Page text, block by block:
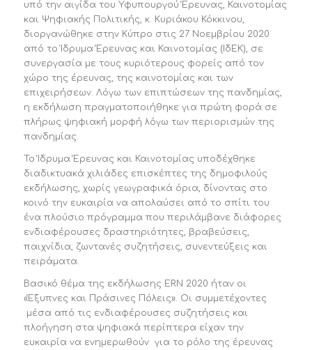
υπό την αιγίδα του Υφυπουργού Έρευνας, Καινοτομίας
και Ψηφιακής Πολιτικής, κ. Κυριάκου Κόκκινου,
διοργανώθηκε στην Κύπρο στις 27 Νοεμβρίου 2020
από το Ίδρυμα Έρευνας και Καινοτομίας (ΙδΕΚ), σε
συνεργασία με τους κυριότερους φορείς από τον
χώρο της έρευνας, της καινοτομίας και των
επιχειρήσεων. Λόγω των επιπτώσεων της πανδημίας,
η εκδήλωση πραγματοποιήθηκε για πρώτη φορά σε
πλήρως ψηφιακή μορφή λόγω των περιορισμών της
πανδημίας.
Το Ίδρυμα Έρευνας και Καινοτομίας υποδέχθηκε
διαδικτυακά χιλιάδες επισκέπτες της δημοφιλούς
εκδήλωσης, χωρίς γεωγραφικά όρια, δίνοντας στο
κοινό την ευκαιρία να απολαύσει από το σπίτι του
ένα πλούσιο πρόγραμμα που περιλάμβανε διάφορες
ενδιαφέρουσες δραστηριότητες, βραβεύσεις,
παιχνίδια, ζωντανές συζητήσεις, συνεντεύξεις και
πειράματα.
Βασικό θέμα της εκδήλωσης ERN 2020 ήταν οι
«Έξυπνες και Πράσινες Πόλεις». Οι συμμετέχοντες
μέσα από τις ενδιαφέρουσες συζητήσεις και
πλοήγηση στα ψηφιακά περίπτερα είχαν την
ευκαιρία να ενημερωθούν για το ρόλο της έρευνας